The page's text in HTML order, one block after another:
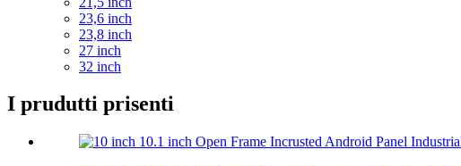
23,6 inch
23,8 inch
27 inch
32 inch
I prudutti prisenti